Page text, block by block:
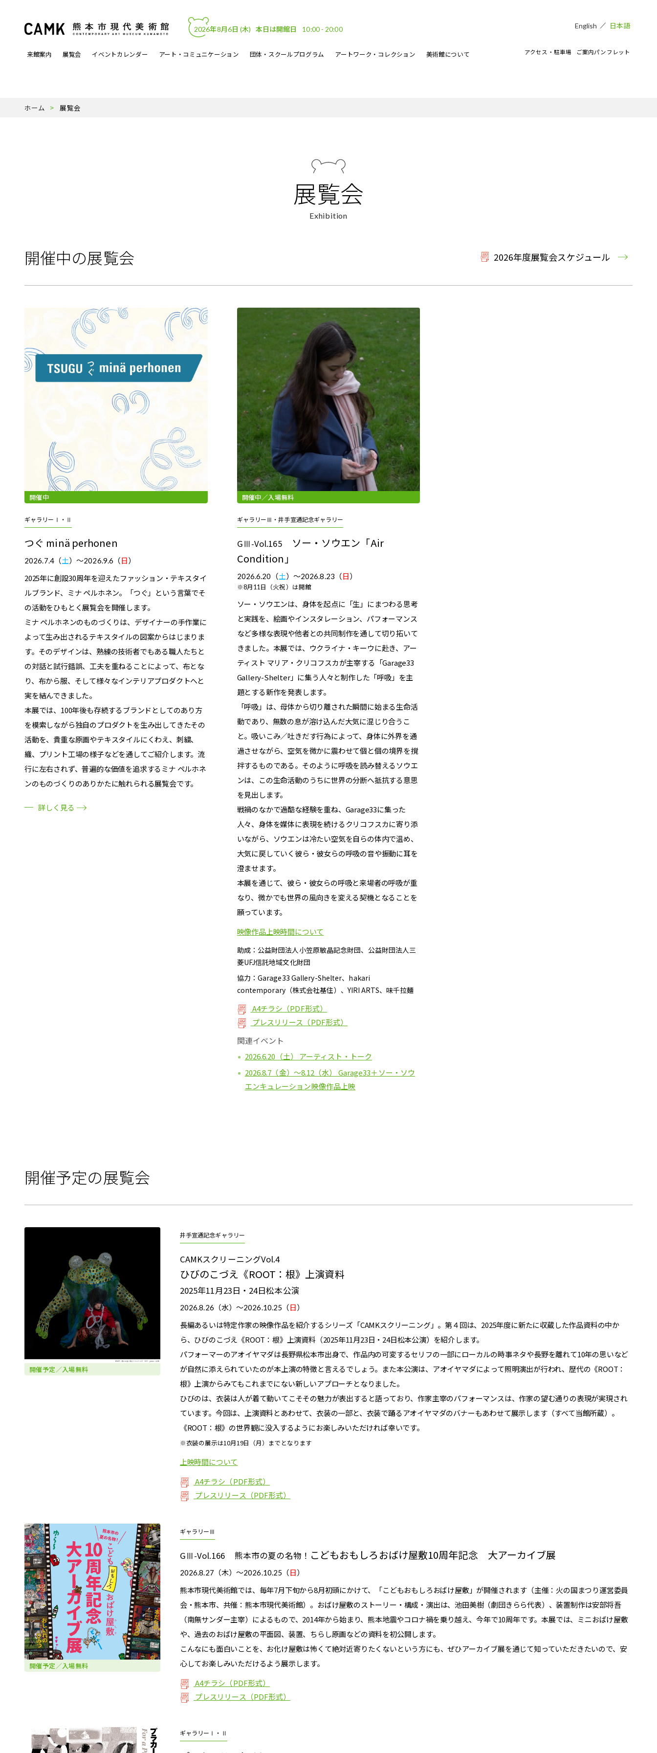
2026年8月6日 (木) 本日は開館日 10:00 - 20:00
来館案内 展覧会 イベントカレンダー アート・コミュニケーション 団体・スクールプログラム アートワーク・コレクション 美術館について
English 日本語
アクセス・駐車場 ご案内パンフレット
ホーム 展覧会
展覧会
Exhibition
2026年度展覧会スケジュール
開催中の展覧会
開催中
ギャラリーⅠ・Ⅱ
つぐ minä perhonen
2026.7.4（土）～2026.9.6（日）
2025年に創設30周年を迎えたファッション・テキスタイ
ルブランド、ミナ ペルホネン。「つぐ」という言葉でそ
の活動をひもとく展覧会を開催します。
ミナ ペルホネンのものづくりは、デザイナーの手作業に
よって生み出されるテキスタイルの図案からはじまりま
す。そのデザインは、熟練の技術者でもある職人たちと
の対話と試行錯誤、工夫を重ねることによって、布とな
り、布から服、そして様々なインテリアプロダクトへと
実を結んできました。
本展では、100年後も存続するブランドとしてのあり方
を模索しながら独自のプロダクトを生み出してきたその
活動を、貴重な原画やテキスタイルにくわえ、刺繍、
織、プリント工場の様子などを通してご紹介します。流
行に左右されず、普遍的な価値を追求するミナ ペルホネ
ンのものづくりのありかたに触れられる展覧会です。
詳しく見る
開催中／入場無料
ギャラリーⅢ・井手宣通記念ギャラリー
GⅢ-Vol.165ソー・ソウエン「Air
Condition」
2026.6.20（土）～2026.8.23（日）
※8月11日（火祝）は開館
ソー・ソウエンは、身体を起点に「生」にまつわる思考
と実践を、絵画やインスタレーション、パフォーマンス
など多様な表現や他者との共同制作を通して切り拓いて
きました。本展では、ウクライナ・キーウに赴き、アー
ティスト マリア・クリコフスカが主宰する「Garage33
Gallery-Shelter」に集う人々と制作した「呼吸」を主
題とする新作を発表します。
「呼吸」は、母体から切り離された瞬間に始まる生命活
動であり、無数の息が溶け込んだ大気に混じり合うこ
と。吸いこみ／吐きだす行為によって、身体に外界を通
過させながら、空気を微かに震わせて個と個の境界を撹
拌するものである。そのように呼吸を読み替えるソウエ
ンは、この生命活動のうちに世界の分断へ抵抗する意思
を見出します。
戦禍のなかで過酷な経験を重ね、Garage33に集った
人々、身体を媒体に表現を続けるクリコフスカに寄り添
いながら、ソウエンは冷たい空気を自らの体内で温め、
大気に戻していく彼ら・彼女らの呼吸の音や振動に耳を
澄ませます。
本展を通じて、彼ら・彼女らの呼吸と来場者の呼吸が重
なり、微かでも世界の風向きを変える契機となることを
願っています。
映像作品上映時間について
助成：公益財団法人小笠原敏晶記念財団、公益財団法人三
菱UFJ信託地域文化財団
協力：Garage33 Gallery-Shelter、hakari
contemporary（株式会社基住）、YIRI ARTS、味千拉麺
A4チラシ（PDF形式）
プレスリリース（PDF形式）
関連イベント
2026.6.20（土） アーティスト・トーク
2026.8.7（金）〜8.12（水） Garage33＋ソー・ソウ
エンキュレーション映像作品上映
開催予定の展覧会
開催予定 ／入場無料
井手宣通記念ギャラリー
CAMKスクリーニングVol.4
ひびのこづえ《ROOT：根》上演資料
2025年11月23日・24日松本公演
2026.8.26（水）～2026.10.25（日）
長編あるいは特定作家の映像作品を紹介するシリーズ「CAMKスクリーニング」。第４回は、2025年度に新たに収蔵した作品資料の中か
ら、ひびのこづえ《ROOT：根》上演資料（2025年11月23日・24日松本公演）を紹介します。
パフォーマーのアオイヤマダは長野県松本市出身で、作品内の可変するセリフの一部にローカルの時事ネタや長野を離れて10年の思いなど
が自然に添えられていたのが本上演の特徴と言えるでしょう。また本公演は、アオイヤマダによって照明演出が行われ、歴代の《ROOT：
根》上演からみてもこれまでにない新しいアプローチとなりました。
ひびのは、衣装は人が着て動いてこそその魅力が表出すると語っており、作家主宰のパフォーマンスは、作家の望む通りの表現が実現され
ています。今回は、上演資料とあわせて、衣装の一部と、衣装で踊るアオイヤマダのバナーもあわせて展示します（すべて当館所蔵）。
《ROOT：根》の世界観に没入するようにお楽しみいただければ幸いです。
※衣装の展示は10月19日（月）までとなります
上映時間について
A4チラシ（PDF形式）
プレスリリース（PDF形式）
開催予定 ／入場無料
ギャラリーⅢ
GⅢ-Vol.166 熊本市の夏の名物！ こどもおもしろおばけ屋敷10周年記念 大アーカイブ展
2026.8.27（木）～2026.10.25（日）
熊本市現代美術館では、毎年7月下旬から8月初頭にかけて、「こどもおもしろおばけ屋敷」が開催されます（主催：火の国まつり運営委員
会・熊本市、共催：熊本市現代美術館）。おばけ屋敷のストーリー・構成・演出は、池田美樹（劇団きらら代表）、装置制作は安部将吾
（南無サンダー主宰）によるもので、2014年から始まり、熊本地震やコロナ禍を乗り越え、今年で10周年です。本展では、ミニおばけ屋敷
や、過去のおばけ屋敷の平面図、装置、ちらし原画などの資料を初公開します。
こんなにも面白いことを、お化け屋敷は怖くて絶対近寄りたくないという方にも、ぜひアーカイブ展を通じて知っていただきたいので、安
心してお楽しみいただけるよう展示します。
A4チラシ（PDF形式）
プレスリリース（PDF形式）
ギャラリーⅠ・Ⅱ